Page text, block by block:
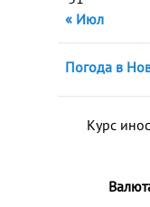
« Июл
Погода в
Курс